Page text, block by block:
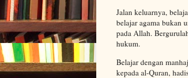
Jalan keluarnya,
belajar agama bukan
pada Allah.
hukum.
Belajar dengan
kepada al-Quran,